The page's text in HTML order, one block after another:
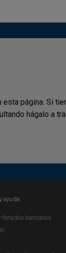
página. Si
hágalo a
ayuda
feriados bancarios